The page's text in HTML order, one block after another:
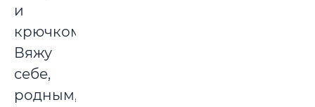
и
крючком.
Вяжу
себе,
родным,